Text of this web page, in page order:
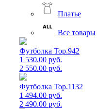
Платье
Все товары
Футболка Top.942
1 530.00 руб.
2 550.00 руб.
Футболка Top.1132
1 494.00 руб.
2 490.00 руб.